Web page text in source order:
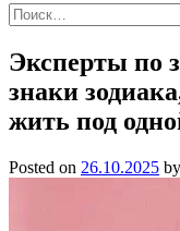
Найти:
Эксперты по
знаки
жить под
Posted on 26.10.2025 by